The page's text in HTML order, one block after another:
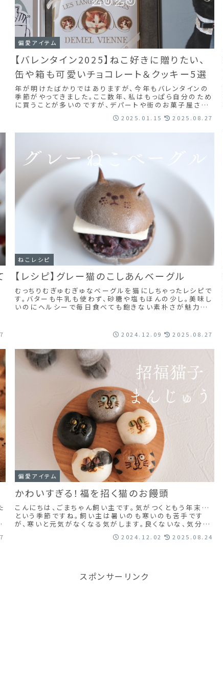
偏愛アイテム
【バレンタイン2025】ねこ好きに贈りたい、
缶や箱も可愛いチョコレート＆クッキー5選
年が明けたばかりではありますが、今年もバレンタインの
季節がやってきました。ここ数年、私はもっぱら自分のため
に買うことが多いのですが、デパートや街のお菓子屋さん
2025.01.15 2025.08.27
ねこレシピ
【レシピ】グレー猫のこしあんベーグル
むっちりむぎゅむぎゅなベーグルを猫にしちゃったレシピで
す。バターも牛乳も使わず、砂糖や塩もほんの少し。美味し
いのにヘルシーで毎日食べても飽きない素朴さが魅力で
2024.12.09 2025.08.27
偏愛アイテム
かわいすぎる！福を招く猫のお饅頭
こんにちは、ごまちゃん飼い主です。気がつくともう年末…
という季節ですね。飼い主は暑いのも寒いのも苦手です
が、寒いと元気がなくなる気がします。良くないな、気分を
2024.12.02 2025.08.24
スポンサーリンク